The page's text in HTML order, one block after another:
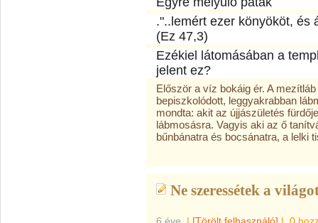
."..lemért ezer könyököt, és
(Ez 47,3)
Ezékiel látomásában a
jelent ez?
Először a víz bokáig ér. A
bepiszkolódott, leggyakrabban
mondta: akit az újjászületés
lábmosásra. Vagyis aki az ő
bűnbánatra és bocsánatra, a lelki
Ne szeressétek a